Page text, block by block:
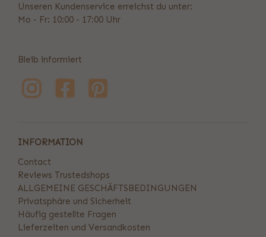
Unseren Kundenservice erreichst du unter:
Mo - Fr: 10:00 - 17:00 Uhr
Bleib informiert
INFORMATION
Contact
Reviews Trustedshops
ALLGEMEINE GESCHÄFTSBEDINGUNGEN
Privatsphäre und Sicherheit
Häufig gestellte Fragen
Lieferzeiten und Versandkosten